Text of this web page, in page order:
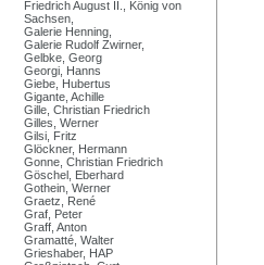
Friedrich August II., König von
Sachsen,
Galerie Henning,
Galerie Rudolf Zwirner,
Gelbke, Georg
Georgi, Hanns
Giebe, Hubertus
Gigante, Achille
Gille, Christian Friedrich
Gilles, Werner
Gilsi, Fritz
Glöckner, Hermann
Gonne, Christian Friedrich
Göschel, Eberhard
Gothein, Werner
Graetz, René
Graf, Peter
Graff, Anton
Gramatté, Walter
Grieshaber, HAP